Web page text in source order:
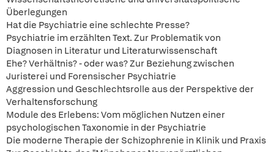
Überlegungen
Hat die Psychiatrie eine schlechte Presse?
Psychiatrie im erzählten Text. Zur Problematik von
Diagnosen in Literatur und Literaturwissenschaft
Ehe? Verhältnis? - oder was? Zur Beziehung zwischen
Juristerei und Forensischer Psychiatrie
Aggression und Geschlechtsrolle aus der Perspektive der
Verhaltensforschung
Module des Erlebens: Vom möglichen Nutzen einer
psychologischen Taxonomie in der Psychiatrie
Die moderne Therapie der Schizophrenie in Klinik und Praxis